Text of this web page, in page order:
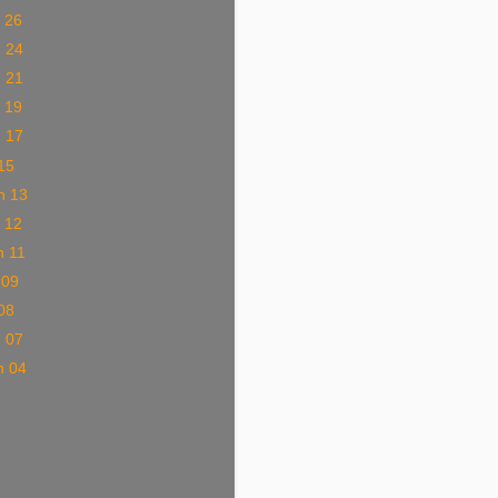
26
24
21
19
17
13
12
11
07
04